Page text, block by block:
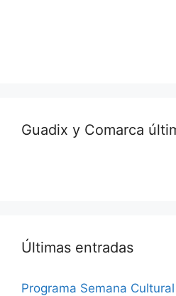
Guadix y Comarca
Últimas entradas
Programa Semana